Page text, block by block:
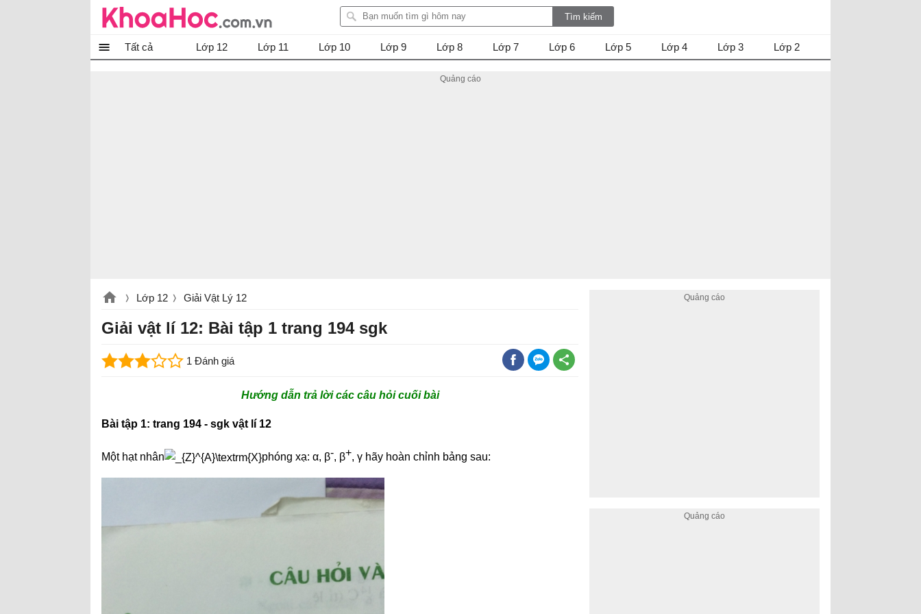
Tất cả Lớp 12 Lớp 11 Lớp 10 Lớp 9 Lớp 8 Lớp 7 Lớp 6 Lớp 5 Lớp 4 Lớp 3 Lớp 2
Lớp 12 Giải Vật Lý 12
Giải vật lí 12: Bài tập 1 trang 194 sgk
1 Đánh giá
Hướng dẫn trả lời các câu hỏi cuối bài
Bài tập 1: trang 194 - sgk vật lí 12
Một hạt nhân phóng xạ: α, β-, β+, γ hãy hoàn chỉnh bảng sau: